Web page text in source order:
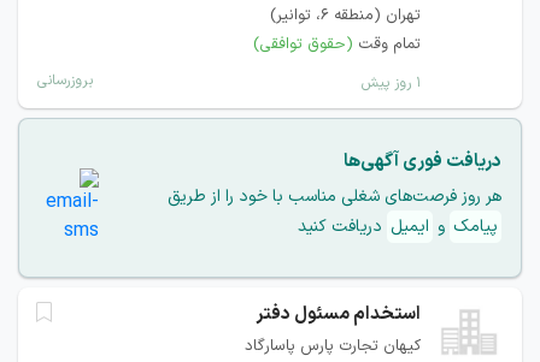
تهران (منطقه ۶، توانیر)
تمام وقت (حقوق توافقی)
۱ روز پیش بروزرسانی
دریافت فوری آگهی‌ها
هر روز فرصت‌های شغلی مناسب با خود را از طریق
پیامک و ایمیل دریافت کنید
استخدام مسئول دفتر
کیهان تجارت پارس پاسارگاد